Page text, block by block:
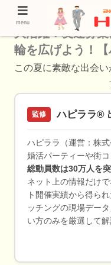
鶴舞で新しい友
大活躍！友達募
輪を広げよう！【
この夏に素敵な出会
監修 ハピララ®
ハピララ（運営：株
婚活パーティーや街
総動員数は30万人を
ネット上の情報だけ
ト開催実績から得ら
ッチングの現場デー
い方のみを厳選して解
menu